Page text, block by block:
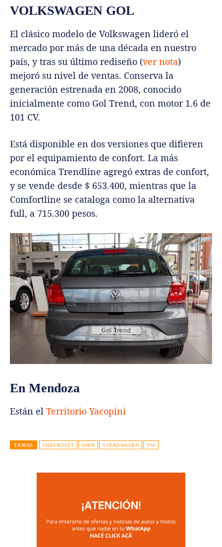
VOLKSWAGEN GOL
El clásico modelo de Volkswagen lideró el
mercado por más de una década en nuestro
país, y tras su último rediseño (ver nota)
mejoró su nivel de ventas. Conserva la
generación estrenada en 2008, conocido
inicialmente como Gol Trend, con motor 1.6 de
101 CV.
Está disponible en dos versiones que difieren
por el equipamiento de confort. La más
económica Trendline agregó extras de confort,
y se vende desde $ 653.400, mientras que la
Comfortline se cataloga como la alternativa
full, a 715.300 pesos.
En Mendoza
Están el Territorio Yacopini
TEMAS CHEVROLET ONIX VOLKSWAGEN VW